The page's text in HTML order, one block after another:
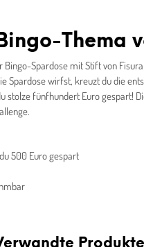
Thema
Bingo-Spardose mit Stift von
Spardose wirfst, kreuzt du die
stolze fünfhundert Euro gespart!
500 Euro gespart
Produkte